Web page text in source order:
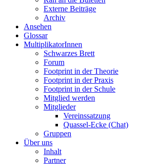
Externe Beiträge
Archiv
Ansehen
Glossar
MultiplikatorInnen
Schwarzes Brett
Forum
Footprint in der Theorie
Footprint in der Praxis
Footprint in der Schule
Mitglied werden
Mitglieder
Vereinssatzung
Quassel-Ecke (Chat)
Gruppen
Über uns
Inhalt
Partner